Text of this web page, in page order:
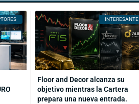
INTERESANTE
Floor and Decor alcanza su
objetivo mientras la Cartera
prepara una nueva entrada.